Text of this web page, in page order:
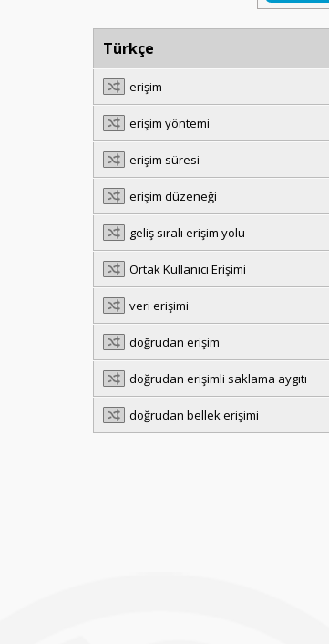
Türkçe
erişim
erişim yöntemi
erişim süresi
erişim düzeneği
geliş sıralı erişim yolu
Ortak Kullanıcı Erişimi
veri erişimi
doğrudan erişim
doğrudan erişimli saklama aygıtı
doğrudan bellek erişimi